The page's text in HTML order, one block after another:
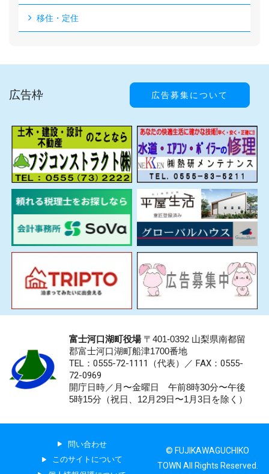
移住・定住
広告枠 広告募集について
富士河口湖町役場〒401-0392 山梨県南都留
郡富士河口湖町船津1700番地
TEL：0555-72-1111 （代表）／ FAX：0555-
72-0969
開庁日時／月〜金曜日 午前8時30分〜午後
5時15分（祝日、12月29日〜1月3日を除く）
問い合わせ
このサイトについて
© FUJIKAWAGUCHIKO
TOWN All Rights Reserved.